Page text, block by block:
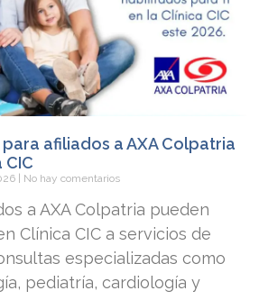
afiliados a AXA Colpatria
CIC
No hay comentarios
a AXA Colpatria pueden
Clínica CIC a servicios de
especializadas como
pediatría, cardiología y